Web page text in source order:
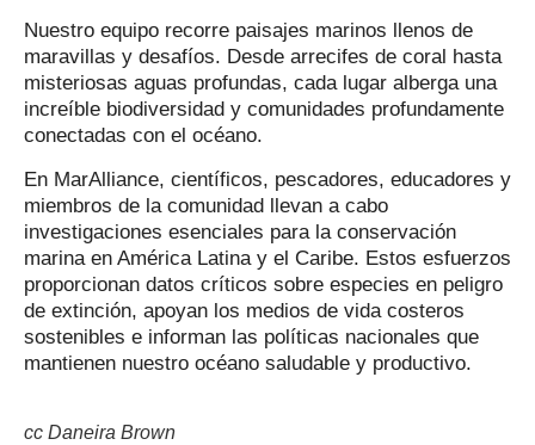
Nuestro equipo recorre paisajes marinos llenos de
maravillas y desafíos. Desde arrecifes de coral hasta
misteriosas aguas profundas, cada lugar alberga una
increíble biodiversidad y comunidades profundamente
conectadas con el océano.
En MarAlliance, científicos, pescadores, educadores y
miembros de la comunidad llevan a cabo
investigaciones esenciales para la conservación
marina en América Latina y el Caribe. Estos esfuerzos
proporcionan datos críticos sobre especies en peligro
de extinción, apoyan los medios de vida costeros
sostenibles e informan las políticas nacionales que
mantienen nuestro océano saludable y productivo.
cc Daneira Brown